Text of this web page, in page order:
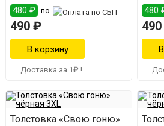
480 ₽ по
490 ₽
Доставка за 1₽ !
480
Толстовка «Свою гоню»